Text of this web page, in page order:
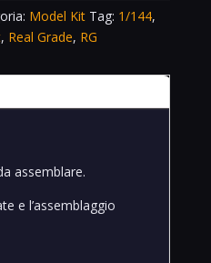
Model Kit Tag: 1/144,
, Real Grade, RG
assemblare.
e l’assemblaggio